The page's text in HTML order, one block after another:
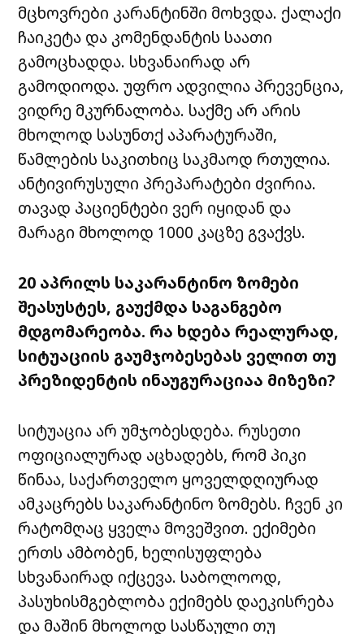
მცხოვრები კარანტინში მოხვდა. ქალაქი
ჩაიკეტა და კომენდანტის საათი
გამოცხადდა. სხვანაირად არ
გამოდიოდა. უფრო ადვილია პრევენცია,
ვიდრე მკურნალობა. საქმე არ არის
მხოლოდ სასუნთქ აპარატურაში,
წამლების საკითხიც საკმაოდ რთულია.
ანტივირუსული პრეპარატები ძვირია.
თავად პაციენტები ვერ იყიდან და
მარაგი მხოლოდ 1000 კაცზე გვაქვს.
20 აპრილს საკარანტინო ზომები
შეასუსტეს, გაუქმდა საგანგებო
მდგომარეობა. რა ხდება რეალურად,
სიტუაციის გაუმჯობესებას ველით თუ
პრეზიდენტის ინაუგურაციაა მიზეზი?
სიტუაცია არ უმჯობესდება. რუსეთი
ოფიციალურად აცხადებს, რომ პიკი
წინაა, საქართველო ყოველდღიურად
ამკაცრებს საკარანტინო ზომებს. ჩვენ კი
რატომღაც ყველა მოვეშვით. ექიმები
ერთს ამბობენ, ხელისუფლება
სხვანაირად იქცევა. საბოლოოდ,
პასუხისმგებლობა ექიმებს დაეკისრება
და მაშინ მხოლოდ სასწაული თუ